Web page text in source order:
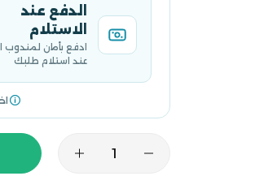
الدفع عند
الاستلام
ادفع بأمان لمندوب
عند استلام طلبك